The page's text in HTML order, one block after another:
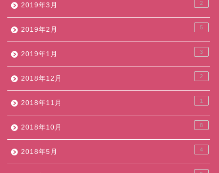
2019年3月 2
2019年2月 5
2019年1月 3
2018年12月 2
2018年11月 1
2018年10月 8
2018年5月 4